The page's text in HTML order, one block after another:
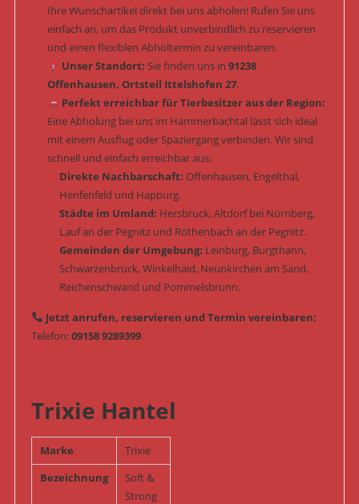
Ihre Wunschartikel direkt bei uns abholen! Rufen Sie uns
einfach an, um das Produkt unverbindlich zu reservieren
und einen flexiblen Abholtermin zu vereinbaren.
Unser Standort: Sie finden uns in 91238
Offenhausen, Ortsteil Ittelshofen 27.
Perfekt erreichbar für Tierbesitzer aus der Region:
Eine Abholung bei uns im Hammerbachtal lässt sich ideal
mit einem Ausflug oder Spaziergang verbinden. Wir sind
schnell und einfach erreichbar aus:
Direkte Nachbarschaft: Offenhausen, Engelthal,
Henfenfeld und Happurg.
Städte im Umland: Hersbruck, Altdorf bei Nürnberg,
Lauf an der Pegnitz und Röthenbach an der Pegnitz.
Gemeinden der Umgebung: Leinburg, Burgthann,
Schwarzenbruck, Winkelhaid, Neunkirchen am Sand,
Reichenschwand und Pommelsbrunn.
Jetzt anrufen, reservieren und Termin vereinbaren:
Telefon:09158 9289399
Trixie Hantel
Marke
Trixie
Bezeichnung
Soft &
Strong